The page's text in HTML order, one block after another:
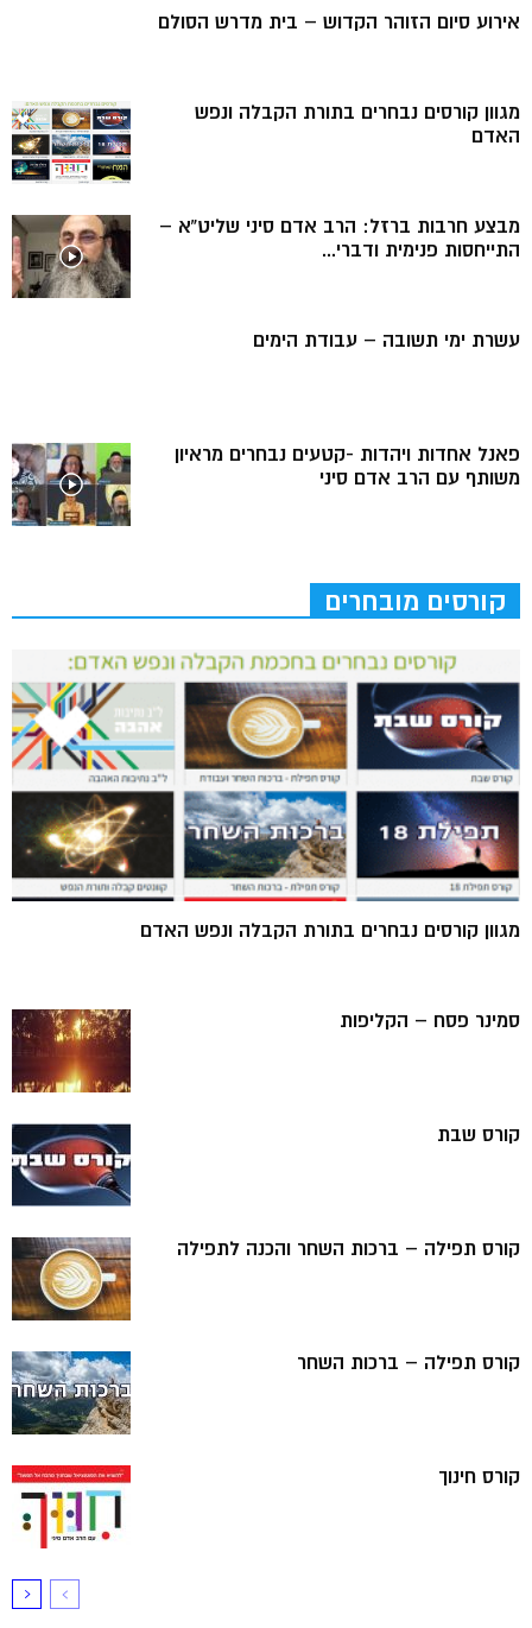
אירוע סיום הזוהר הקדוש – בית מדרש הסולם
מגוון קורסים נבחרים בתורת הקבלה ונפש
האדם
מבצע חרבות ברזל: הרב אדם סיני שליט”א –
התייחסות פנימית ודברי...
עשרת ימי תשובה – עבודת הימים
פאנל אחדות ויהדות -קטעים נבחרים מראיון
משותף עם הרב אדם סיני
קורסים מובחרים
מגוון קורסים נבחרים בתורת הקבלה ונפש האדם
סמינר פסח – הקליפות
קורס שבת
קורס תפילה – ברכות השחר והכנה לתפילה
קורס תפילה – ברכות השחר
קורס חינוך